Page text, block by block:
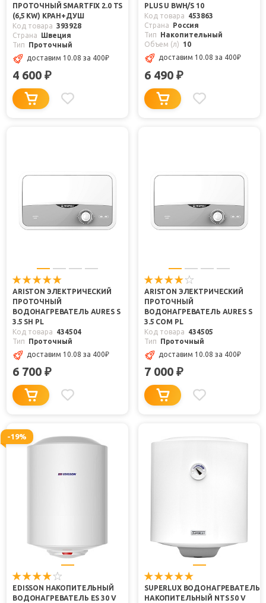
ПРОТОЧНЫЙ SMARTFIX 2.0 TS
(6,5 KW) КРАН+ДУШ
Код товара 393928
Страна
Швеция
Тип
Проточный
доставим 10.08 за 400₽
4 600 ₽
PLUS U BWH/S 10
Код товара
453863
Страна
Россия
Тип
Накопительный
Объем (л)
10
доставим 10.08 за 400₽
6 490 ₽
ARISTON ЭЛЕКТРИЧЕСКИЙ
ПРОТОЧНЫЙ
ВОДОНАГРЕВАТЕЛЬ AURES S
3.5 SH PL
Код товара
434504
Тип
Проточный
доставим 10.08 за 400₽
6 700 ₽
ARISTON ЭЛЕКТРИЧЕСКИЙ
ПРОТОЧНЫЙ
ВОДОНАГРЕВАТЕЛЬ AURES S
3.5 COM PL
Код товара
434505
Тип
Проточный
доставим 10.08 за 400₽
7 000 ₽
-19%
EDISSON НАКОПИТЕЛЬНЫЙ
ВОДОНАГРЕВАТЕЛЬ ES 30 V
SUPERLUX ВОДОНАГРЕВАТЕЛЬ
НАКОПИТЕЛЬНЫЙ NTS 50 V